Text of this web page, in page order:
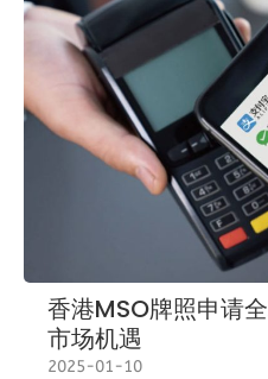
香港MSO牌照申请
市场机遇
2025-01-10